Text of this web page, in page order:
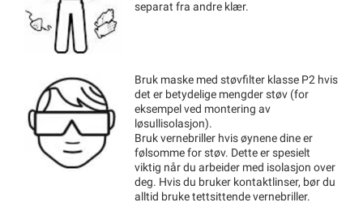
separat fra andre klær.
Bruk maske med støvfilter klasse P2 hvis
det er betydelige mengder støv (for
eksempel ved montering av
løsullisolasjon).
Bruk vernebriller hvis øynene dine er
følsomme for støv. Dette er spesielt
viktig når du arbeider med isolasjon over
deg. Hvis du bruker kontaktlinser, bør du
alltid bruke tettsittende vernebriller.